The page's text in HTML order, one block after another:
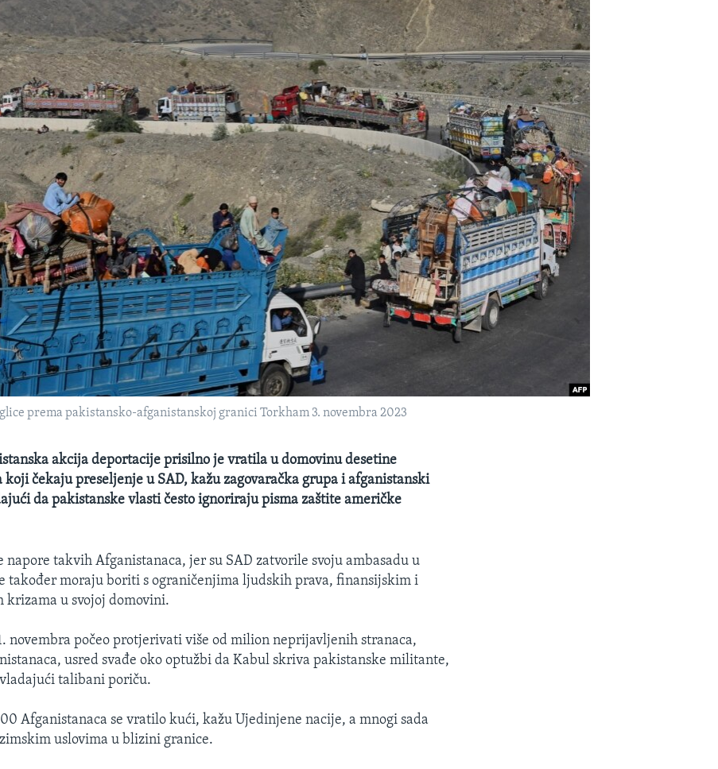
prema pakistansko-afganistanskoj granici Torkham 3. novembra 2023
akcija deportacije prisilno je vratila u domovinu desetine
koji čekaju preseljenje u SAD, kažu zagovaračka grupa i afganistanski
da pakistanske vlasti često ignoriraju pisma zaštite američke
takvih Afganistanaca, jer su SAD zatvorile svoju ambasadu u
također moraju boriti s ograničenjima ljudskih prava, finansijskim i
krizama u svojoj domovini.
novembra počeo protjerivati više od milion neprijavljenih stranaca,
usred svađe oko optužbi da Kabul skriva pakistanske militante,
talibani poriču.
Afganistanaca se vratilo kući, kažu Ujedinjene nacije, a mnogi sada
uslovima u blizini granice.